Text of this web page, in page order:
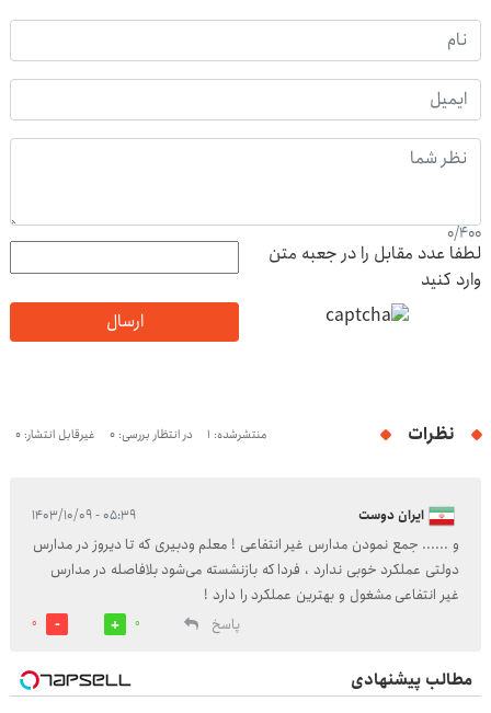
0/400
لطفا عدد مقابل را در جعبه متن
وارد کنید
ارسال
نظرات منتشرشده: 1 در انتظار بررسی: 0 غیرقابل انتشار: 0
ایران دوست ۰۵:۳۹ - ۱۴۰۳/۱۰/۰۹
و ...... جمع نمودن مدارس غیر انتفاعی ! معلم ودبیری که تا دیروز در مدارس
دولتی عملکرد خوبی ندارد ، فردا که بازنشسته می‌شود بلافاصله در مدارس
غیر انتفاعی مشغول و بهترین عملکرد را دارد !
پاسخ
0
0
مطالب پیشنهادی